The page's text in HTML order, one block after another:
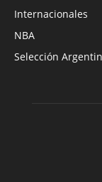
Internacionales
NBA
Selección